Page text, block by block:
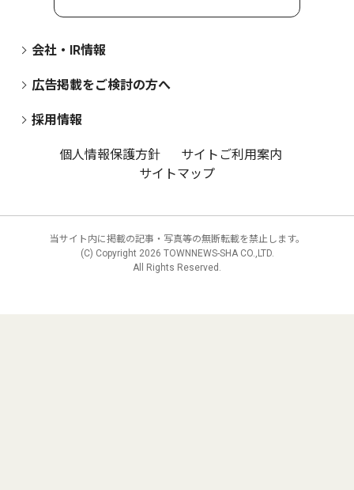
会社・IR情報
広告掲載をご検討の方へ
採用情報
個人情報保護方針
サイトご利用案内
サイトマップ
当サイト内に掲載の記事・写真等の無断転載を禁止します。
(C) Copyright 2026 TOWNNEWS-SHA CO.,LTD.
All Rights Reserved.